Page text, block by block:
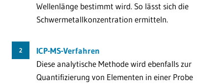
Wellenlänge bestimmt wird. So lässt sich die
Schwermetallkonzentration ermitteln.
ICP-MS-Verfahren
Diese analytische Methode wird ebenfalls zur
Quantifizierung von Elementen in einer Probe